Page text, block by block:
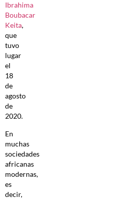
Ibrahima
Boubacar
Keita,
que
tuvo
lugar
el
18
de
agosto
de
2020.
En
muchas
sociedades
africanas
modernas,
es
decir,